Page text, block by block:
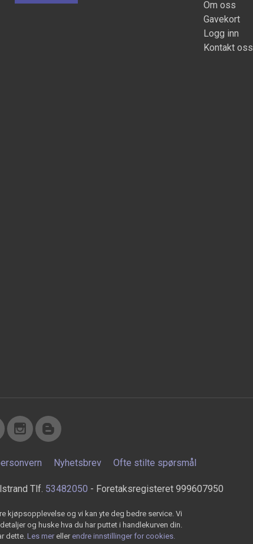
Om oss
Gavekort
Logg inn
Kontakt oss
Nyhetsbrev Ofte stilte spørsmål
Tlf. 53482050 - Foretaksregisteret 999607950
kjøpsopplevelse og vi kan yte deg bedre service. Vi
og huske hva du har puttet i handlekurven din.
dette. Les mer eller endre innstillinger for cookies.